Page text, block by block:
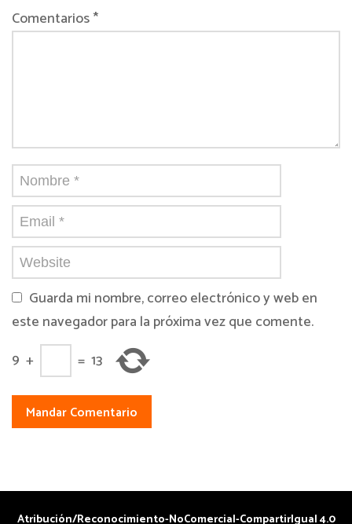
Comentarios *
Guarda mi nombre, correo electrónico y web en
este navegador para la próxima vez que comente.
9 + = 13
Atribución/Reconocimiento-NoComercial-CompartirIgual 4.0